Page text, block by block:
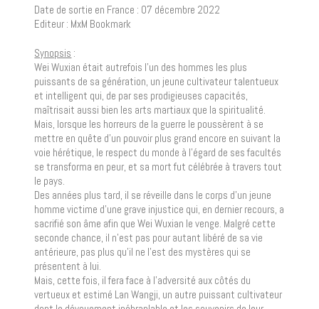
Date de sortie en France : 07 décembre 2022
Editeur : MxM Bookmark
Synopsis :
Wei Wuxian était autrefois l’un des hommes les plus
puissants de sa génération, un jeune cultivateur talentueux
et intelligent qui, de par ses prodigieuses capacités,
maîtrisait aussi bien les arts martiaux que la spiritualité.
Mais, lorsque les horreurs de la guerre le poussèrent à se
mettre en quête d’un pouvoir plus grand encore en suivant la
voie hérétique, le respect du monde à l’égard de ses facultés
se transforma en peur, et sa mort fut célébrée à travers tout
le pays.
Des années plus tard, il se réveille dans le corps d’un jeune
homme victime d’une grave injustice qui, en dernier recours, a
sacrifié son âme afin que Wei Wuxian le venge. Malgré cette
seconde chance, il n’est pas pour autant libéré de sa vie
antérieure, pas plus qu’il ne l’est des mystères qui se
présentent à lui.
Mais, cette fois, il fera face à l’adversité aux côtés du
vertueux et estimé Lan Wangji, un autre puissant cultivateur